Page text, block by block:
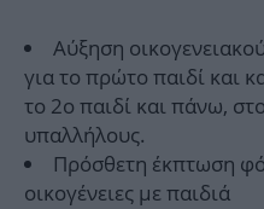
Αύξηση
για το πρώτο παιδί και
το 2ο παιδί και πάνω,
υπαλλήλους.
Πρόσθετη έκπτωση
οικογένειες με παιδιά